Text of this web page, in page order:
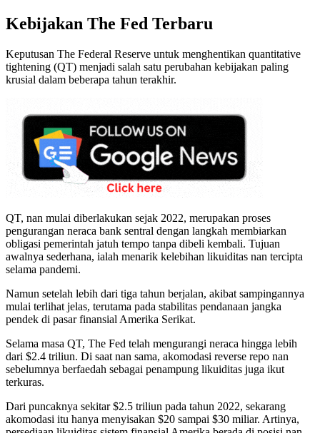
Kebijakan The Fed Terbaru
Keputusan The Federal Reserve untuk menghentikan quantitative
tightening (QT) menjadi salah satu perubahan kebijakan paling
krusial dalam beberapa tahun terakhir.
QT, nan mulai diberlakukan sejak 2022, merupakan proses
pengurangan neraca bank sentral dengan langkah membiarkan
obligasi pemerintah jatuh tempo tanpa dibeli kembali. Tujuan
awalnya sederhana, ialah menarik kelebihan likuiditas nan tercipta
selama pandemi.
Namun setelah lebih dari tiga tahun berjalan, akibat sampingannya
mulai terlihat jelas, terutama pada stabilitas pendanaan jangka
pendek di pasar finansial Amerika Serikat.
Selama masa QT, The Fed telah mengurangi neraca hingga lebih
dari $2.4 triliun. Di saat nan sama, akomodasi reverse repo nan
sebelumnya berfaedah sebagai penampung likuiditas juga ikut
terkuras.
Dari puncaknya sekitar $2.5 triliun pada tahun 2022, sekarang
akomodasi itu hanya menyisakan $20 sampai $30 miliar. Artinya,